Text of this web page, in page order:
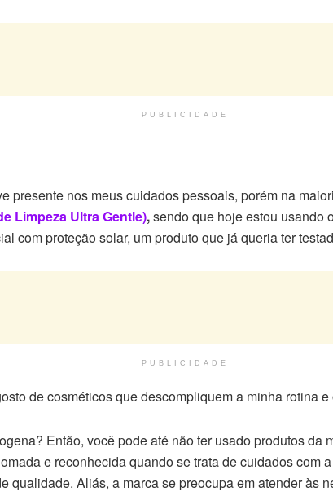
PUBLICIDADE
presente nos meus cuidados pessoais, porém na
Limpeza Ultra Gentle),sendo que hoje estou usando
com proteção solar, um produto que já queria ter
PUBLICIDADE
de cosméticos que descompliquem a minha rotina
Então, você pode até não ter usado produtos da
e reconhecida quando se trata de cuidados com
qualidade. Aliás, a marca se preocupa em atender às